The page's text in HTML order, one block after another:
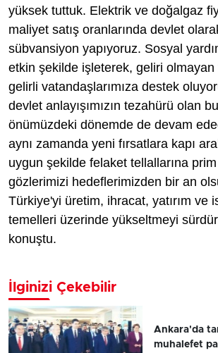
yüksek tuttuk. Elektrik ve doğalgaz
maliyet satış oranlarında devlet
sübvansiyon yapıyoruz. Sosyal
etkin şekilde işleterek, geliri
gelirli vatandaşlarımıza destek
devlet anlayışımızın tezahürü olan
önümüzdeki dönemde de devam
aynı zamanda yeni fırsatlara kapı
uygun şekilde felaket tellallarına
gözlerimizi hedeflerimizden bir an
Türkiye'yi üretim, ihracat, yatırım ve
temelleri üzerinde yükseltmeyi
konuştu.
İlginizi Çekebilir
Ankara'da
muhalefet